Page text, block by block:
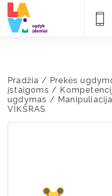
Pradžia / Prekės
įstaigoms /
ugdymas /
VIKŠRAS